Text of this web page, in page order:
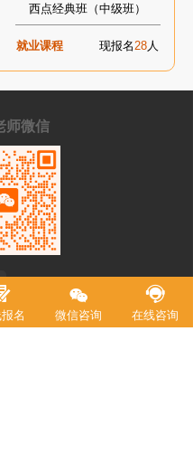
名 微信咨询 在线咨询
西点经典班（中级班）
就业课程 现报名28人
师微信
二路196号附2号港天大厦A